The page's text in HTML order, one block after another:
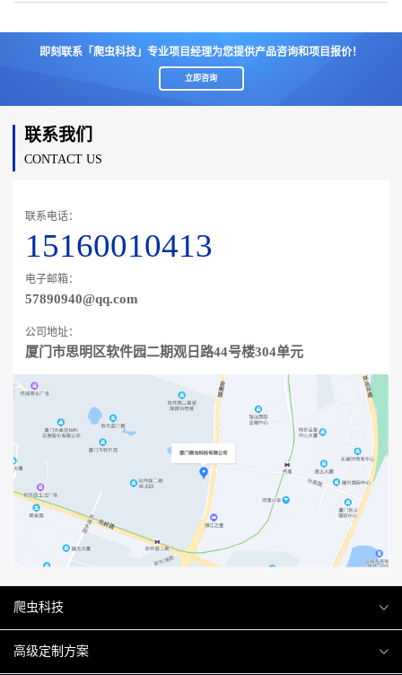
即刻联系「爬虫科技」专业项目经理为您提供产品咨询和项目报价！
立即咨询
联系我们
CONTACT US
联系电话：
15160010413
电子邮箱：
57890940@qq.com
公司地址：
厦门市思明区软件园二期观日路44号楼304单元
爬虫科技
爬虫案例
高级定制方案